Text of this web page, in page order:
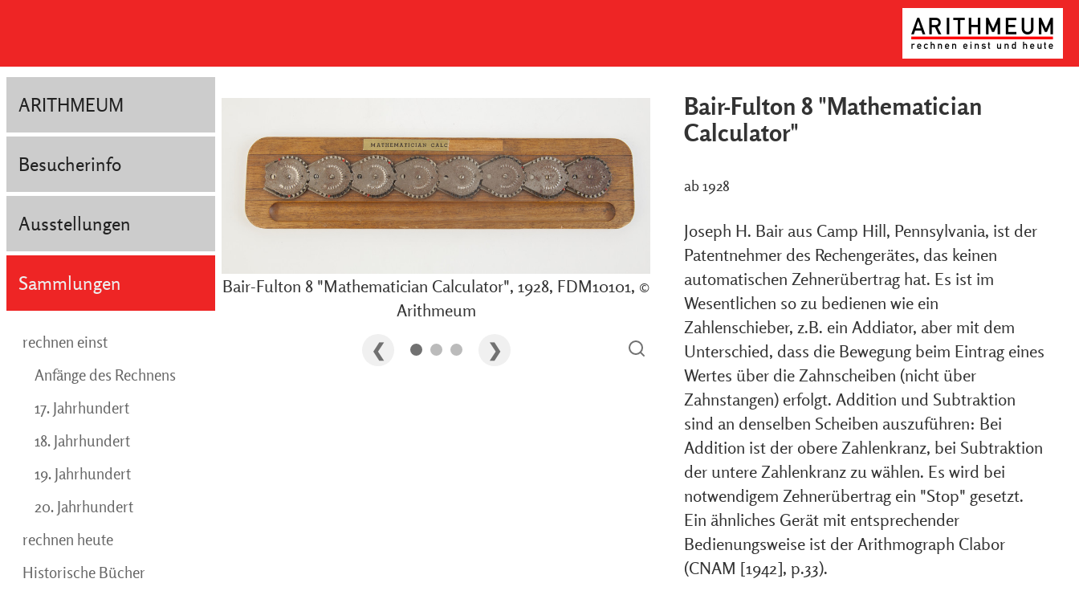
ARITHMEUM
Besucherinfo
Ausstellungen
Sammlungen
rechnen einst
Anfänge des Rechnens
17. Jahrhundert
18. Jahrhundert
19. Jahrhundert
20. Jahrhundert
rechnen heute
Historische Bücher
Bair-Fulton 8 "Mathematician Calculator", 1928, FDM10101, ©
Arithmeum
Bair-Fulton 8 "Mathematician
Calculator"
ab 1928
Joseph H. Bair aus Camp Hill, Pennsylvania, ist der
Patentnehmer des Rechengerätes, das keinen
automatischen Zehnerübertrag hat. Es ist im
Wesentlichen so zu bedienen wie ein
Zahlenschieber, z.B. ein Addiator, aber mit dem
Unterschied, dass die Bewegung beim Eintrag eines
Wertes über die Zahnscheiben (nicht über
Zahnstangen) erfolgt. Addition und Subtraktion
sind an denselben Scheiben auszuführen: Bei
Addition ist der obere Zahlenkranz, bei Subtraktion
der untere Zahlenkranz zu wählen. Es wird bei
notwendigem Zehnerübertrag ein "Stop" gesetzt.
Ein ähnliches Gerät mit entsprechender
Bedienungsweise ist der Arithmograph Clabor
(CNAM [1942], p.33).